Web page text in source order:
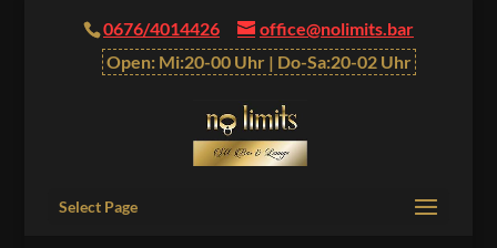
0676/4014426
office@nolimits.bar
Open: Mi:20-00 Uhr | Do-Sa:20-02 Uhr
Select Page